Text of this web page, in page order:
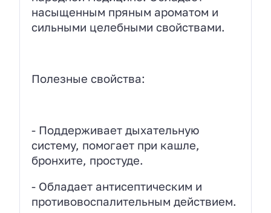
насыщенным пряным ароматом и
сильными целебными свойствами.
Полезные свойства:
- Поддерживает дыхательную
систему, помогает при кашле,
бронхите, простуде.
- Обладает антисептическим и
противовоспалительным действием.